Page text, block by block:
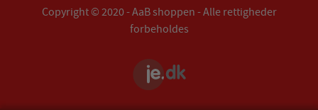
Copyright © 2020 - AaB shoppen - Alle rettigheder
forbeholdes